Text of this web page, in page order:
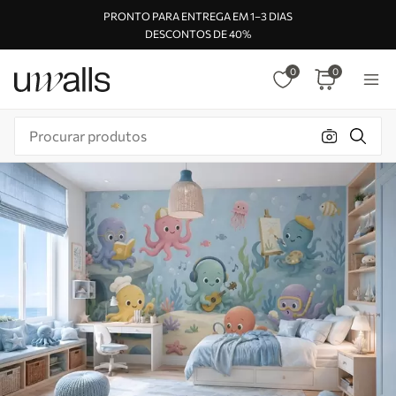
PRONTO PARA ENTREGA EM 1–3 DIAS
DESCONTOS DE 40%
0 0